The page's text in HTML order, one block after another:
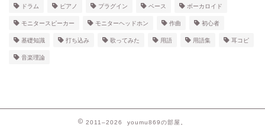
ドラム ピアノ プラグイン ベース ボーカロイド
モニタースピーカー モニターヘッドホン 作曲 初心者
基礎知識 打ち込み 歌ってみた 用語 用語集 耳コピ
音楽理論
2011–2026 youmu869の部屋。